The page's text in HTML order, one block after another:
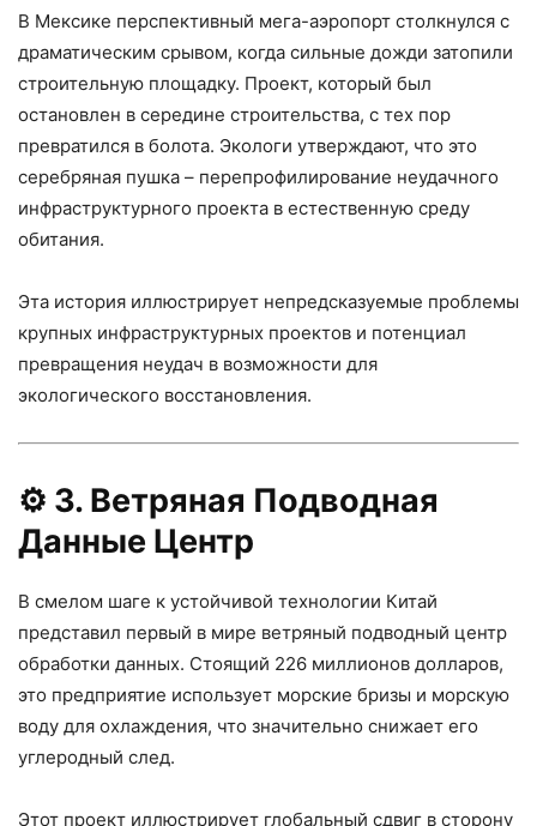
В Мексике перспективный мега-аэропорт столкнулся с
драматическим срывом, когда сильные дожди затопили
строительную площадку. Проект, который был
остановлен в середине строительства, с тех пор
превратился в болота. Экологи утверждают, что это
серебряная пушка – перепрофилирование неудачного
инфраструктурного проекта в естественную среду
обитания.
Эта история иллюстрирует непредсказуемые проблемы
крупных инфраструктурных проектов и потенциал
превращения неудач в возможности для
экологического восстановления.
⚙️ 3. Ветряная Подводная
Данные Центр
В смелом шаге к устойчивой технологии Китай
представил первый в мире ветряный подводный центр
обработки данных. Стоящий 226 миллионов долларов,
это предприятие использует морские бризы и морскую
воду для охлаждения, что значительно снижает его
углеродный след.
Этот проект иллюстрирует глобальный сдвиг в сторону